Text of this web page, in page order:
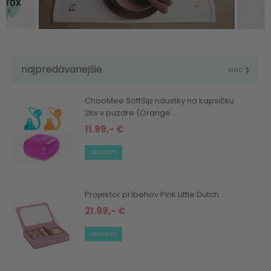
najpredávanejšie viac ❯
ChooMee SoftSip náustky na kapsičku
2ks v puzdre (Orange ...
11.99,- €
skladom
Projektor príbehov Pink Little Dutch
21.99,- €
skladom